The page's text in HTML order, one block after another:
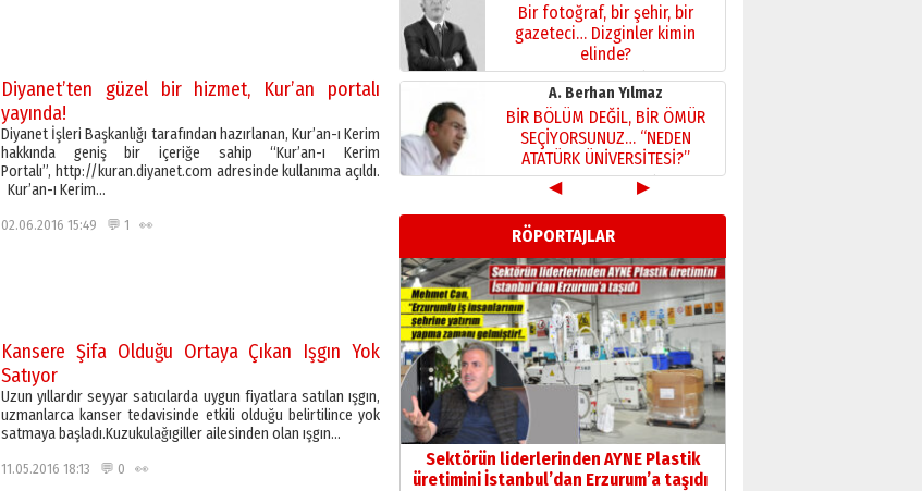
Diyanet’ten güzel bir hizmet, Kur’an portalı
yayında!
Diyanet İşleri Başkanlığı tarafından hazırlanan, Kur’an-ı Kerim
hakkında geniş bir içeriğe sahip “Kur’an-ı Kerim
Portalı”, http://kuran.diyanet.com adresinde kullanıma açıldı.
Kur’an-ı Kerim…
02.06.2016 15:49 💬 1 👀
Kansere Şifa Olduğu Ortaya Çıkan Işgın Yok
Satıyor
Uzun yıllardır seyyar satıcılarda uygun fiyatlara satılan ışgın,
uzmanlarca kanser tedavisinde etkili olduğu belirtilince yok
satmaya başladı.Kuzukulağıgiller ailesinden olan ışgın…
11.05.2016 18:13 💬 0 👀
Bir fotoğraf, bir şehir, bir
gazeteci… Dizginler kimin
elinde?
31 Mart 2026 Salı
A. Berhan Yılmaz
BİR BÖLÜM DEĞİL, BİR ÖMÜR
SEÇİYORSUNUZ… “NEDEN
ATATÜRK ÜNİVERSİTESİ?”
28 Temmuz 2026 Salı
Ahmet Gökhan YAZICI
Ahmed Yesevi’den bir
Alperen… ”Reisimiz” idi…
Hakka yürüdü.!
26 Mart 2026 Perşembe
Cem Bakırcı
Ardında bıraktığı hatıralarıyla
gönül adamı Faruk Terzioğlu!
13 Mayıs 2026 Çarşamba
Esat BİNDESEN
Başkan Sekmen’den Erzurum’a
bir vizyon proje daha!
02 Ağustos 2026 Pazar
◀ ▶
RÖPORTAJLAR
Sektörün liderlerinden AYNE Plastik
üretimini İstanbul’dan Erzurum’a taşıdı